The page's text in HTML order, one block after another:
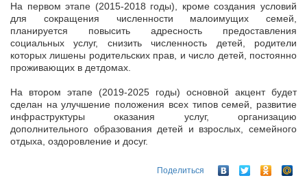
На первом этапе (2015-2018 годы), кроме создания условий
для сокращения численности малоимущих семей,
планируется повысить адресность предоставления
социальных услуг, снизить численность детей, родители
которых лишены родительских прав, и число детей, постоянно
проживающих в детдомах.
На втором этапе (2019-2025 годы) основной акцент будет
сделан на улучшение положения всех типов семей, развитие
инфраструктуры оказания услуг, организацию
дополнительного образования детей и взрослых, семейного
отдыха, оздоровление и досуг.
Поделиться